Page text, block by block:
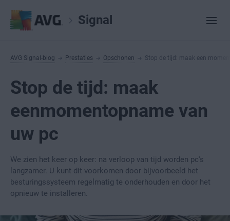
Signal
AVG Signal-blog Prestaties Opschonen Stop de tijd: maak een
Stop de tijd: maak
eenmomentopname van
uw pc
We zien het keer op keer: na verloop van tijd worden pc's
langzamer. U kunt dit voorkomen door bijvoorbeeld het
besturingssysteem regelmatig te onderhouden en door het
opnieuw te installeren.